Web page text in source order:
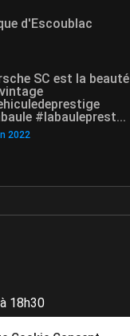
d'Escoublac
SC est la beauté
#labauleprest...
2022
18h30